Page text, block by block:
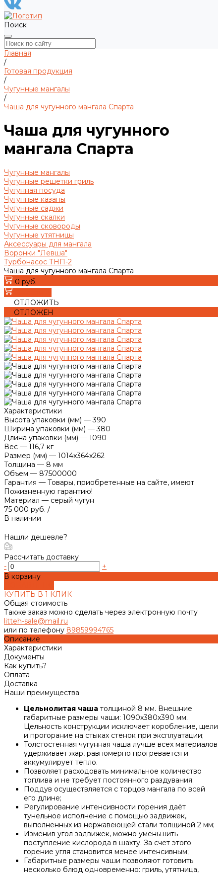
Поиск
Главная
/
Готовая продукция
/
Чугунные мангалы
/
Чаша для чугунного мангала Спарта
Чаша для чугунного
мангала Спарта
Чугунные мангалы
Чугунные решетки гриль
Чугунная посуда
Чугунные казаны
Чугунные саджи
Чугунные скалки
Чугунные сковороды
Чугунные утятницы
Аксессуары для мангала
Воронки "Левша"
Турбонасос ТНП-2
Чаша для чугунного мангала Спарта
0 руб.
ОТЛОЖИТЬ
ОТЛОЖЕН
Характеристики
Высота упаковки (мм) — 390
Ширина упаковки (мм) — 380
Длина упаковки (мм) — 1090
Вес — 116,7 кг
Размер (мм) — 1014x364x262
Толщина — 8 мм
Объем — 87500000
Гарантия — Товары, приобретенные на сайте, имеют
Пожизненную гарантию!
Материал — серый чугун
75 000 руб. /
В наличии
Нашли дешевле?
Рассчитать доставку
-
+
В корзину
КУПИТЬ В 1 КЛИК
Общая стоимость
Также заказ можно сделать через электронную почту
litteh-sale@mail.ru
или по телефону 89859994765
Описание
Характеристики
Документы
Как купить?
Оплата
Доставка
Наши преимущества
Цельнолитая чаша толщиной 8 мм. Внешние
габаритные размеры чаши: 1090х380х390 мм.
Цельность конструкции исключает коробление, щели
и прогорание на стыках стенок при эксплуатации;
Толстостенная чугунная чаша лучше всех материалов
удерживает жар, равномерно прогревается и
аккумулирует тепло.
Позволяет расходовать минимальное количество
топлива и не требует постоянного раздувания;
Поддув осуществляется с торцов мангала по всей
его длине;
Регулирование интенсивности горения даёт
тунельное исполнение с помощью задвижек,
выполненных из нержавеющей стали толщиной 2 мм;
Изменив угол задвижек, можно уменьшить
поступление кислорода в шахту. За счет этого
горение угля становится менее интенсивным;
Габаритные размеры чаши позволяют готовить
несколько блюд одновременно: гриль, утятница,